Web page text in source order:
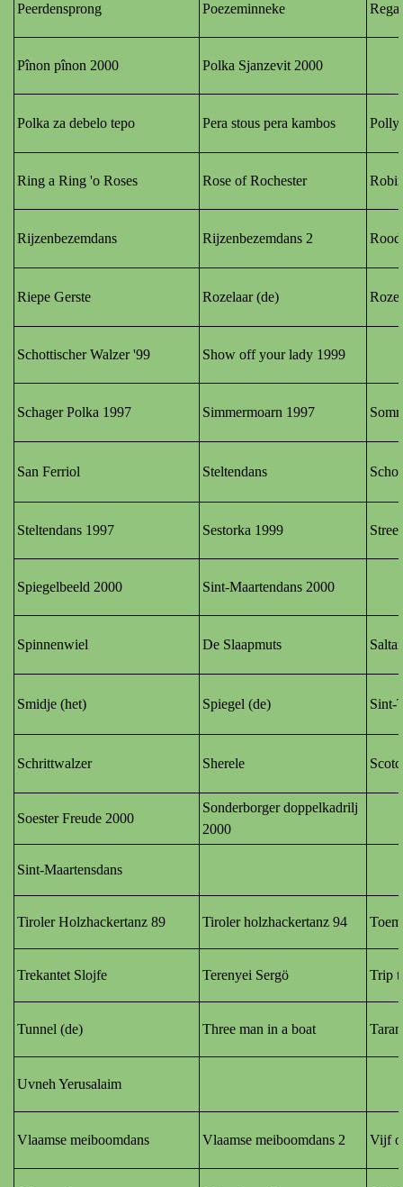
Peerdensprong Poezeminneke
Pînon pînon 2000 Polka Sjanzevit 2000
Polka za debelo tepo Pera stous pera kambos Polly
Ring a Ring 'o Roses Rose of Rochester
Rijzenbezemdans Rijzenbezemdans 2
Riepe Gerste Rozelaar (de)
Schottischer Walzer '99 Show off your lady 1999
Schager Polka 1997 Simmermoarn 1997
San Ferriol Steltendans
Steltendans 1997 Sestorka 1999
Spiegelbeeld 2000 Sint-Maartendans 2000
Spinnenwiel De Slaapmuts
Smidje (het) Spiegel (de) Sint-
Schrittwalzer Sherele
Soester Freude 2000
Sonderborger doppelkadrilj
2000
Sint-Maartensdans
Tiroler Holzhackertanz 89 Tiroler holzhackertanz 94
Trekantet Slojfe Terenyei Sergö Trip
Tunnel (de) Three man in a boat
Uvneh Yerusalaim
Vlaamse meiboomdans Vlaamse meiboomdans 2 Vijf